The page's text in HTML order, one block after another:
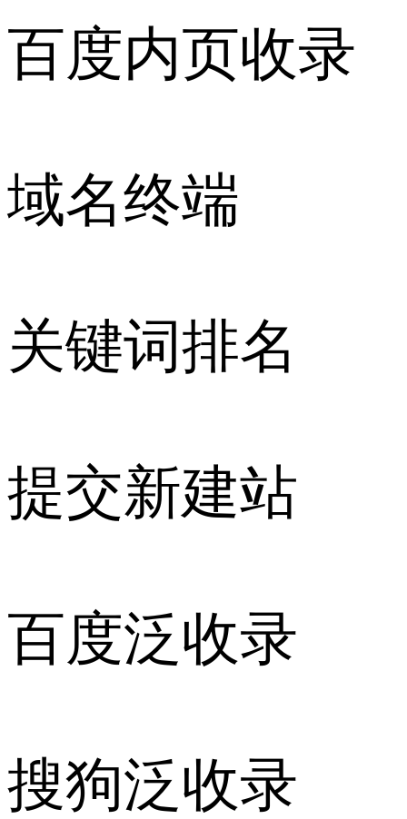
百度内页收录
域名终端
关键词排名
提交新建站
百度泛收录
搜狗泛收录